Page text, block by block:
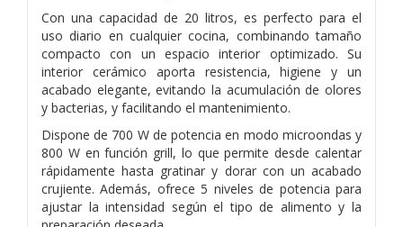
Con una capacidad de 20 litros, es perfecto para el
uso diario en cualquier cocina, combinando tamaño
compacto con un espacio interior optimizado. Su
interior cerámico aporta resistencia, higiene y un
acabado elegante, evitando la acumulación de olores
y bacterias, y facilitando el mantenimiento.
Dispone de 700 W de potencia en modo microondas y
800 W en función grill, lo que permite desde calentar
rápidamente hasta gratinar y dorar con un acabado
crujiente. Además, ofrece 5 niveles de potencia para
ajustar la intensidad según el tipo de alimento y la